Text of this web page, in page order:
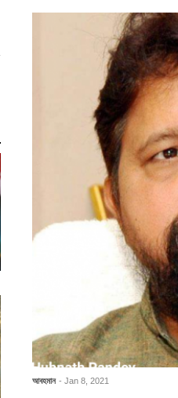
আবহমান - Jan 8, 2021